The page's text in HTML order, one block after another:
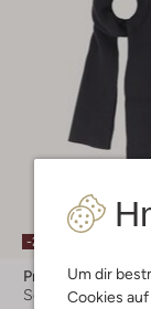
Um dir
Cookies
-20%
Pme Legend
Schal